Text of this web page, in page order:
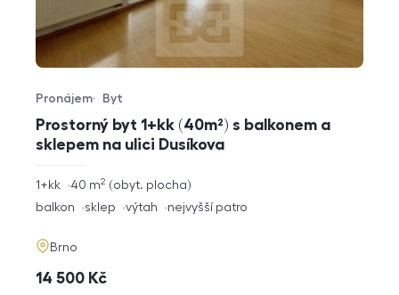
Prostorný byt 1+kk (40m²) s balkonem a
sklepem na ulici Dusíkova
Typ nabídky
Pronájem
Typ nemovitosti
Byt
rozměry
1+kk obyt. plocha
40 m2
funkce
balkon sklep výtah nejvyšší patro
adresa
Brno
cena
14 500 Kč